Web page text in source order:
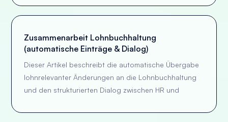
Zusammenarbeit Lohnbuchhaltung
(automatische Einträge & Dialog)
Dieser Artikel beschreibt die automatische Übergabe
lohnrelevanter Änderungen an die Lohnbuchhaltung
und den strukturierten Dialog zwischen HR und